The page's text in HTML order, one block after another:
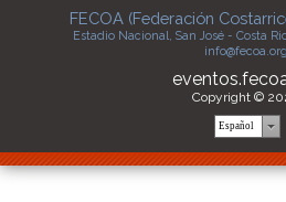
FECOA (Federación
Estadio Nacional, San José - Costa
info@fecoa.org
Copyright ©